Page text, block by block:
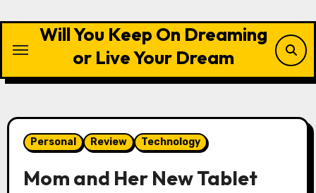
content
Will You Keep On Dreaming
or Live Your Dream
Personal Review Technology
Mom and Her New Tablet